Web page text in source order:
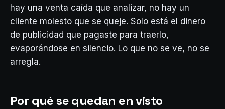
hay una venta caída que analizar, no hay un
cliente molesto que se queje. Solo está el dinero
de publicidad que pagaste para traerlo,
evaporándose en silencio. Lo que no se ve, no se
arregla.
Por qué se quedan en visto